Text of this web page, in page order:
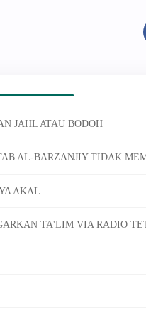
JAHL ATAU BODOH
AL-BARZANJIY TIDAK
AKAL
TA'LIM VIA RADIO